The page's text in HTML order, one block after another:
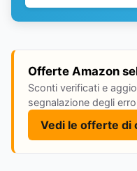
Offerte Amazon
Sconti verificati e
segnalazione degli
Vedi le offerte di